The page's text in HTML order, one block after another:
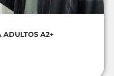
ADULTOS A2+